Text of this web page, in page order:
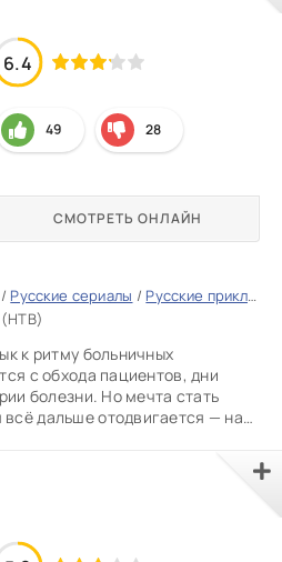
/ Русские сериалы / Русские приключения
(НТВ)
к ритму больничных
с обхода пациентов, дни
болезни. Но мечта стать
дальше отодвигается — на
СМОТРЕТЬ ОНЛАЙН
6.4
49 28